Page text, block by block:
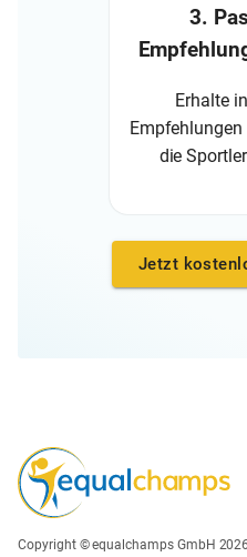
3.
Erhalte
die
Jetzt
Copyright © equalchamps GmbH 2026